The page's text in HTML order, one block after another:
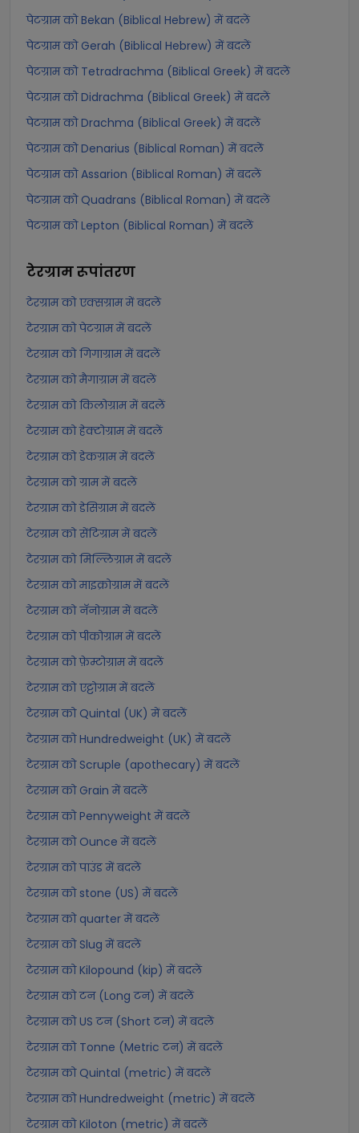
पेटग्राम को Bekan (Biblical Hebrew) में बदलें
पेटग्राम को Gerah (Biblical Hebrew) में बदलें
पेटग्राम को Tetradrachma (Biblical Greek) में बदलें
पेटग्राम को Didrachma (Biblical Greek) में बदलें
पेटग्राम को Drachma (Biblical Greek) में बदलें
पेटग्राम को Denarius (Biblical Roman) में बदलें
पेटग्राम को Assarion (Biblical Roman) में बदलें
पेटग्राम को Quadrans (Biblical Roman) में बदलें
पेटग्राम को Lepton (Biblical Roman) में बदलें
टेरग्रामरूपांतरण
टेरग्राम को एक्सग्राम में बदलें
टेरग्राम को पेटग्राम में बदलें
टेरग्राम को गिगाग्राम में बदलें
टेरग्राम को मैगाग्राम में बदलें
टेरग्राम को किलोग्राम में बदलें
टेरग्राम को हेक्टोग्राम में बदलें
टेरग्राम को डेकग्राम में बदलें
टेरग्राम को ग्राम में बदलें
टेरग्राम को डेसिग्राम में बदलें
टेरग्राम को सेंटिग्राम में बदलें
टेरग्राम को मिल्लिग्राम में बदलें
टेरग्राम को माइक्रोग्राम में बदलें
टेरग्राम को नॅनोग्राम में बदलें
टेरग्राम को पीकोग्राम में बदलें
टेरग्राम को फ़ेम्टोग्राम में बदलें
टेरग्राम को एट्टोग्राम में बदलें
टेरग्राम को Quintal (UK) में बदलें
टेरग्राम को Hundredweight (UK) में बदलें
टेरग्राम को Scruple (apothecary) में बदलें
टेरग्राम को Grain में बदलें
टेरग्राम को Pennyweight में बदलें
टेरग्राम को Ounce में बदलें
टेरग्राम को पाउंड में बदलें
टेरग्राम को stone (US) में बदलें
टेरग्राम को quarter में बदलें
टेरग्राम को Slug में बदलें
टेरग्राम को Kilopound (kip) में बदलें
टेरग्राम को टन (Long टन) में बदलें
टेरग्राम को US टन (Short टन) में बदलें
टेरग्राम को Tonne (Metric टन) में बदलें
टेरग्राम को Quintal (metric) में बदलें
टेरग्राम को Hundredweight (metric) में बदलें
टेरग्राम को Kiloton (metric) में बदलें